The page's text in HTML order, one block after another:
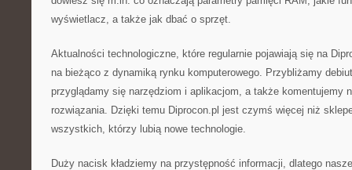
wyświetlacz, a także jak dbać o sprzęt.
Aktualności technologiczne, które regularnie pojawiają się na
na bieżąco z dynamiką rynku komputerowego. Przybliżamy
przyglądamy się narzędziom i aplikacjom, a także komentujemy
rozwiązania. Dzięki temu Diprocon.pl jest czymś więcej niż
wszystkich, którzy lubią nowe technologie.
Duży nacisk kładziemy na przystępność informacji, dlatego